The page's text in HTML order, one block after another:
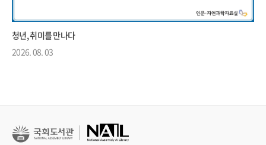
청년, 취미를 만나다
2026. 08. 03